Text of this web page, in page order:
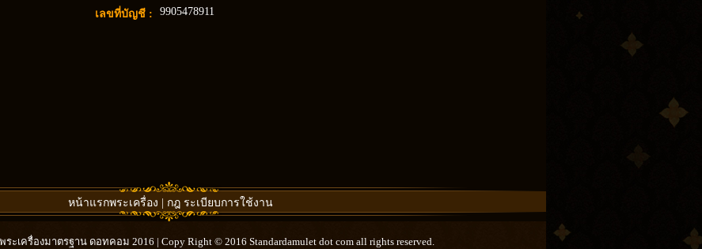
เลขที่บัญชี : 9905478911
หน้าแรกพระเครื่อง กฎ ระเบียบการใช้งาน
ะเครื่องมาตรฐาน ดอทคอม 2016 | Copy Right © 2016 Standardamulet dot com all rights reserved.